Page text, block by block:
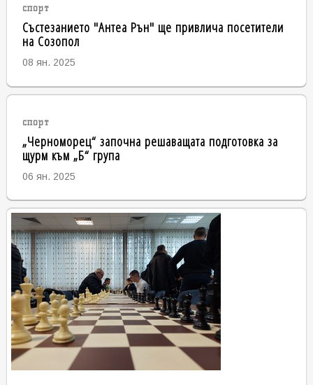
спорт
Състезанието "Антеа Рън" ще привлича посетители
на Созопол
08 ян. 2025
спорт
„Черноморец“ започна решаващата подготовка за
щурм към „Б“ група
06 ян. 2025